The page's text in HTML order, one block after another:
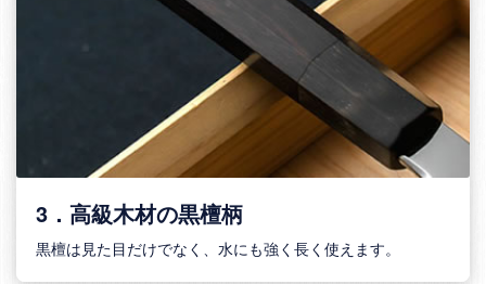
3．高級木材の黒檀柄
黒檀は見た目だけでなく、水にも強く長く使えます。